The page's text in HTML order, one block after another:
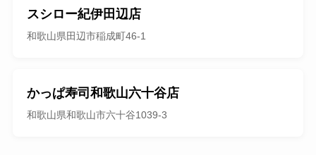
スシロー紀伊田辺店
和歌山県田辺市稲成町46-1
かっぱ寿司和歌山六十谷店
和歌山県和歌山市六十谷1039-3